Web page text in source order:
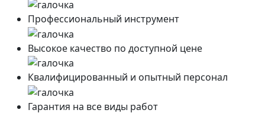
Профессиональный инструмент
Высокое качество по доступной цене
Квалифицированный и опытный персонал
Гарантия на все виды работ